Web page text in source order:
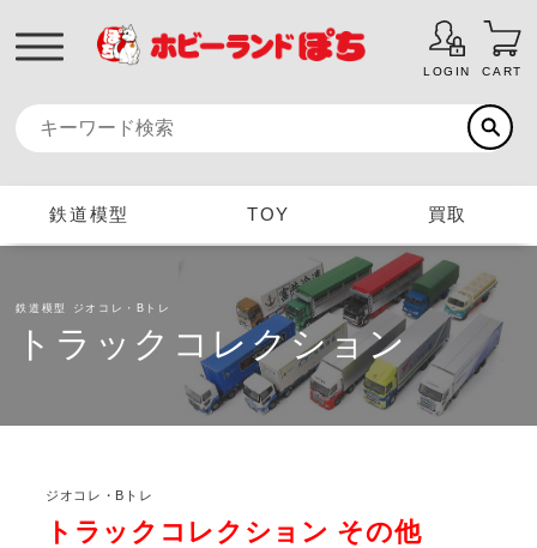
LOGIN CART
鉄道模型 TOY 買取
鉄道模型 ジオコレ・Bトレ
トラックコレクション
ジオコレ・Bトレ
トラックコレクション その他